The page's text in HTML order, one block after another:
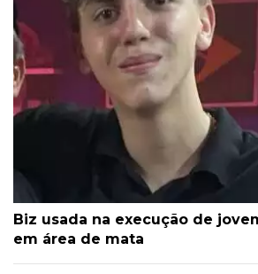
Biz usada na execução de
em área de mata